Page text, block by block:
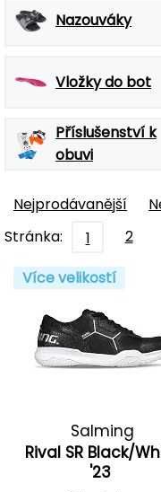
Nazouváky
Vložky do bot
Příslušenství k
obuvi
Nejprodávanější
Stránka:
1 2
Více velikostí
Salming
Rival SR Black/
'23